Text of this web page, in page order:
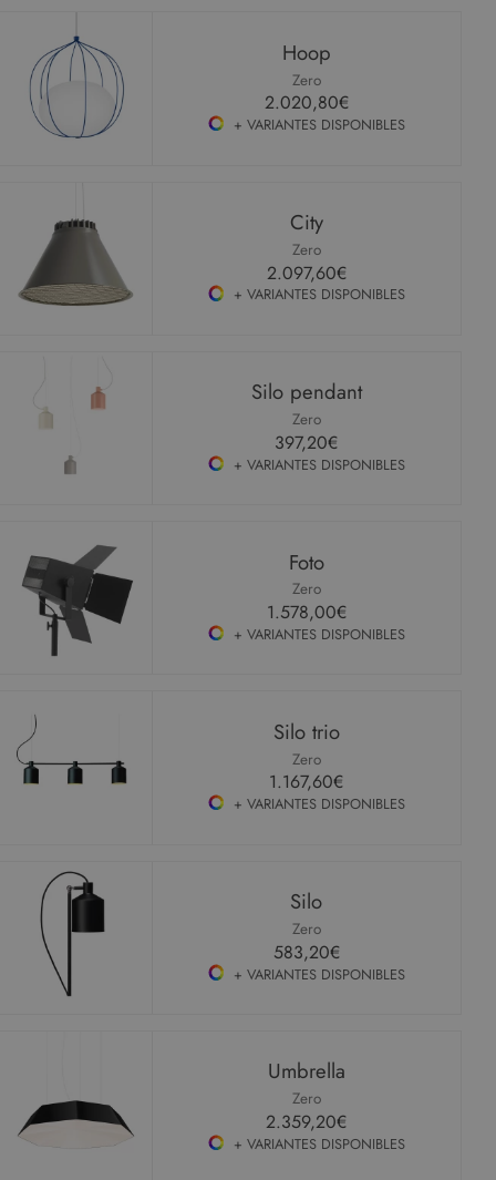
Hoop
Zero
2.020,80€
+ VARIANTES DISPONIBLES
City
Zero
2.097,60€
+ VARIANTES DISPONIBLES
Silo pendant
Zero
397,20€
+ VARIANTES DISPONIBLES
Foto
Zero
1.578,00€
+ VARIANTES DISPONIBLES
Silo trio
Zero
1.167,60€
+ VARIANTES DISPONIBLES
Silo
Zero
583,20€
+ VARIANTES DISPONIBLES
Umbrella
Zero
2.359,20€
+ VARIANTES DISPONIBLES